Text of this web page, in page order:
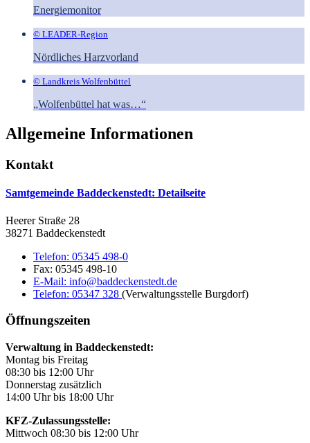
Energiemonitor
© LEADER-Region
Nördliches Harzvorland
© Landkreis Wolfenbüttel
„Wolfenbüttel hat was…“
Allgemeine Informationen
Kontakt
Samtgemeinde Baddeckenstedt: Detailseite
Heerer Straße 28
38271 Baddeckenstedt
Telefon: 05345 498-0
Fax: 05345 498-10
E-Mail: info@baddeckenstedt.de
Telefon: 05347 328 (Verwaltungsstelle Burgdorf)
Öffnungszeiten
Verwaltung in Baddeckenstedt:
Montag bis Freitag
08:30 bis 12:00 Uhr
Donnerstag zusätzlich
14:00 Uhr bis 18:00 Uhr
KFZ-Zulassungsstelle:
Mittwoch 08:30 bis 12:00 Uhr